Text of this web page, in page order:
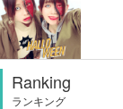
Ranking
ランキング